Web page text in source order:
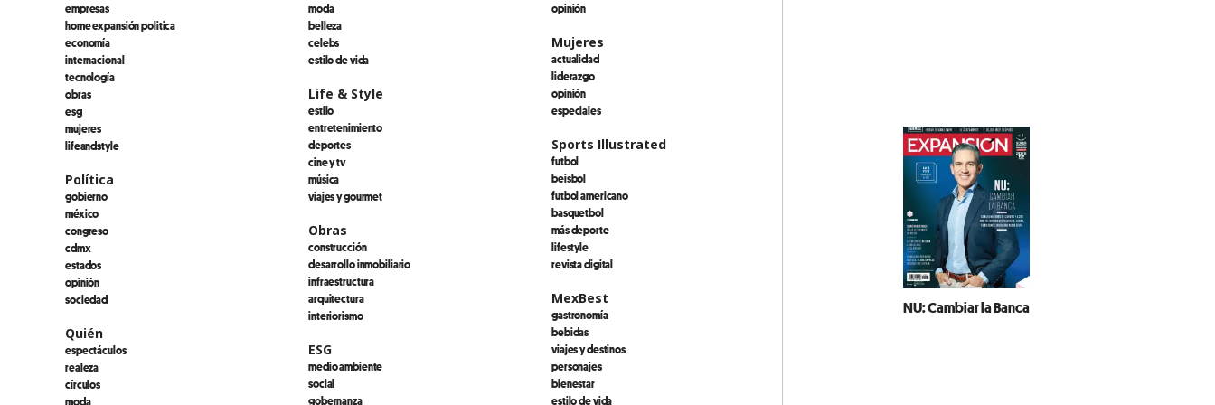
empresas
home expansión politica
economía
internacional
tecnología
obras
esg
mujeres
lifeandstyle
Política
gobierno
méxico
congreso
cdmx
estados
opinión
sociedad
Quién
espectáculos
realeza
círculos
moda
moda
belleza
celebs
estilo de vida
Life & Style
estilo
entretenimiento
deportes
cine y tv
música
viajes y gourmet
Obras
construcción
desarrollo inmobiliario
infraestructura
arquitectura
interiorismo
ESG
medio ambiente
social
gobernanza
opinión
Mujeres
actualidad
liderazgo
opinión
especiales
Sports Illustrated
futbol
beisbol
futbol americano
basquetbol
más deporte
lifestyle
revista digital
MexBest
gastronomía
bebidas
viajes y destinos
personajes
bienestar
estilo de vida
NU: Cambiar la Banca